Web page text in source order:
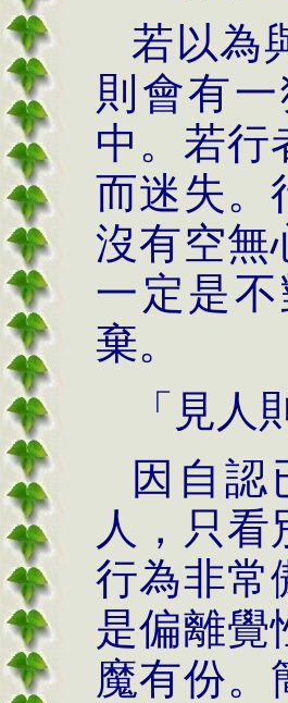
若以為
則會有
中。若行
而迷失。
沒有空無
一定是
棄。
「見人
因自
人，只
行為非常
是偏離覺
魔有份。